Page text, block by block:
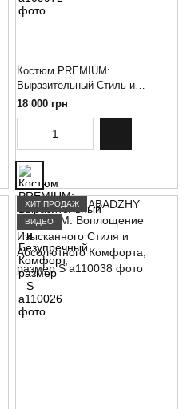
Костюм PREMIUM:
Выразительный Стиль и
Безупречный Комфорт, размер
18 000 грн
ХИТ ПРОДАЖ
ВИДЕО